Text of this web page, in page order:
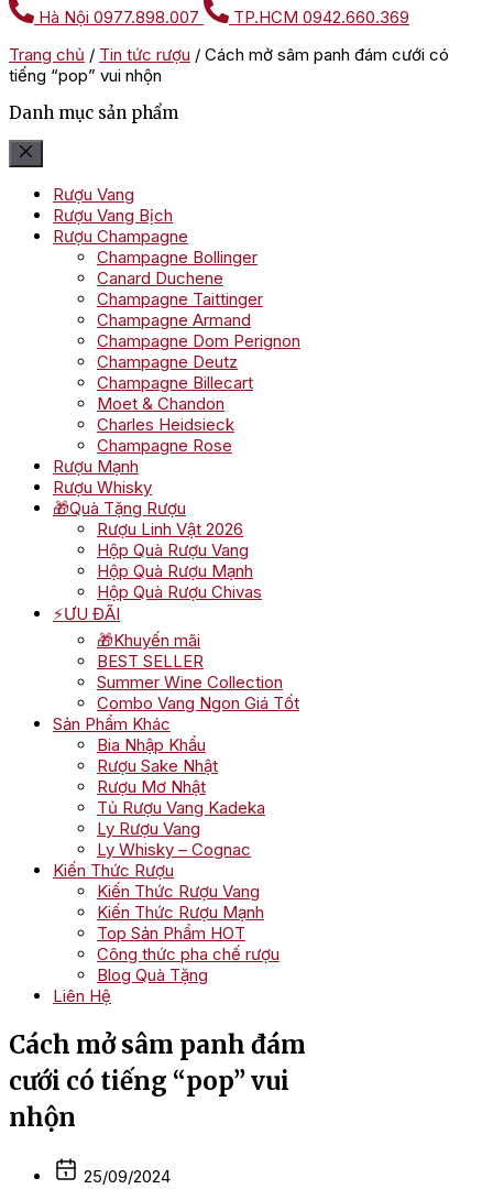
Hà Nội 0977.898.007 TP.HCM 0942.660.369
Trang chủ / Tin tức rượu / Cách mở sâm panh đám cưới có
tiếng “pop” vui nhộn
Danh mục sản phẩm
Rượu Vang
Rượu Vang Bịch
Rượu Champagne
Champagne Bollinger
Canard Duchene
Champagne Taittinger
Champagne Armand
Champagne Dom Perignon
Champagne Deutz
Champagne Billecart
Moet & Chandon
Charles Heidsieck
Champagne Rose
Rượu Mạnh
Rượu Whisky
🎁Quà Tặng Rượu
Rượu Linh Vật 2026
Hộp Quà Rượu Vang
Hộp Quà Rượu Mạnh
Hộp Quà Rượu Chivas
⚡ƯU ĐÃI
🎁Khuyến mãi
BEST SELLER
Summer Wine Collection
Combo Vang Ngon Giá Tốt
Sản Phẩm Khác
Bia Nhập Khẩu
Rượu Sake Nhật
Rượu Mơ Nhật
Tủ Rượu Vang Kadeka
Ly Rượu Vang
Ly Whisky – Cognac
Kiến Thức Rượu
Kiến Thức Rượu Vang
Kiến Thức Rượu Mạnh
Top Sản Phẩm HOT
Công thức pha chế rượu
Blog Quà Tặng
Liên Hệ
Cách mở sâm panh đám
cưới có tiếng “pop” vui
nhộn
25/09/2024